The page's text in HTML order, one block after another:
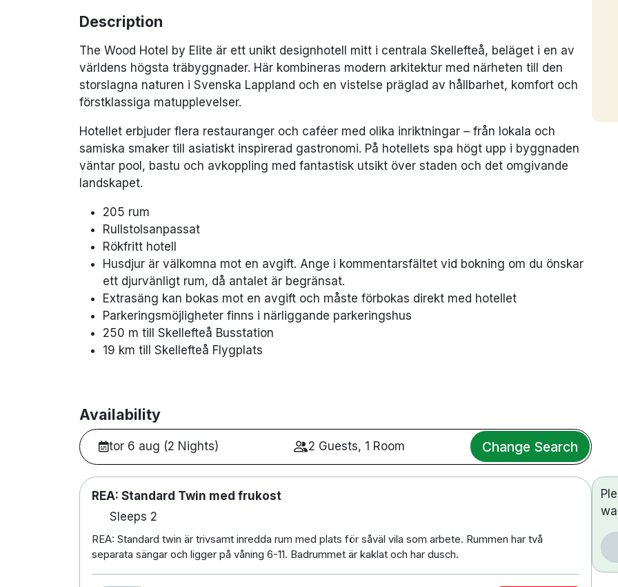
Description
The Wood Hotel by Elite är ett unikt designhotell mitt i centrala Skellefteå, beläget i en av
världens högsta träbyggnader. Här kombineras modern arkitektur med närheten till den
storslagna naturen i Svenska Lappland och en vistelse präglad av hållbarhet, komfort och
förstklassiga matupplevelser.
Hotellet erbjuder flera restauranger och caféer med olika inriktningar – från lokala och
samiska smaker till asiatiskt inspirerad gastronomi. På hotellets spa högt upp i byggnaden
väntar pool, bastu och avkoppling med fantastisk utsikt över staden och det omgivande
landskapet.
205 rum
Rullstolsanpassat
Rökfritt hotell
Husdjur är välkomna mot en avgift. Ange i kommentarsfältet vid bokning om du önskar
ett djurvänligt rum, då antalet är begränsat.
Extrasäng kan bokas mot en avgift och måste förbokas direkt med hotellet
Parkeringsmöjligheter finns i närliggande parkeringshus
250 m till Skellefteå Busstation
19 km till Skellefteå Flygplats
Availability
tor 6 aug (2 Nights) 2 Guests, 1 Room Change Search
REA: Standard Twin med frukost
Sleeps 2
REA: Standard twin är trivsamt inredda rum med plats för såväl vila som arbete. Rummen har två
separata sängar och ligger på våning 6-11. Badrummet är kaklat och har dusch.